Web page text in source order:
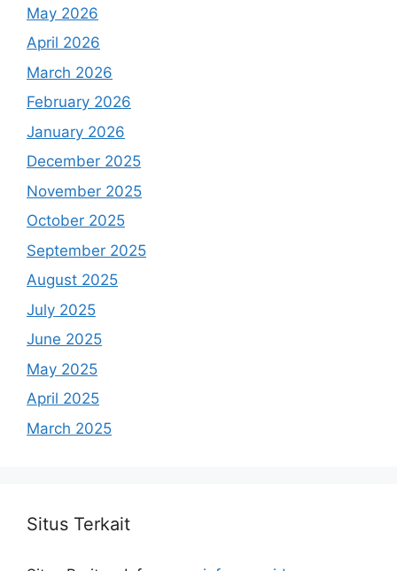
May 2026
April 2026
March 2026
February 2026
January 2026
December 2025
November 2025
October 2025
September 2025
August 2025
July 2025
June 2025
May 2025
April 2025
March 2025
Situs Terkait